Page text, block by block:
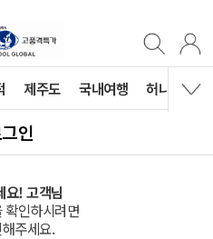
제주도 국내여행 허니문
인
요! 고객님
확인하시려면
주세요.